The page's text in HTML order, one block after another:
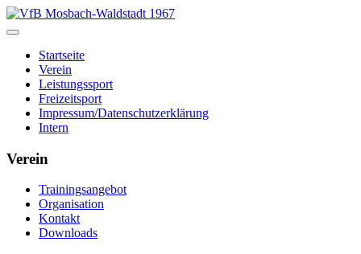
Startseite
Verein
Leistungssport
Freizeitsport
Impressum/Datenschutzerklärung
Intern
Verein
Trainingsangebot
Organisation
Kontakt
Downloads